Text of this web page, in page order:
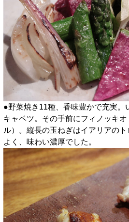
●野菜焼き11種、香味豊かで充実。
キャベツ。その手前にフィノッキ
ル）。縦長の玉ねぎはイアリアの
よく、味わい濃厚でした。